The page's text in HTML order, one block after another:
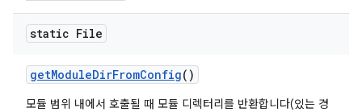
static File
getModuleDirFromConfig()
모듈 범위 내에서 호출될 때 모듈 디렉터리를 반환합니다(있는 경